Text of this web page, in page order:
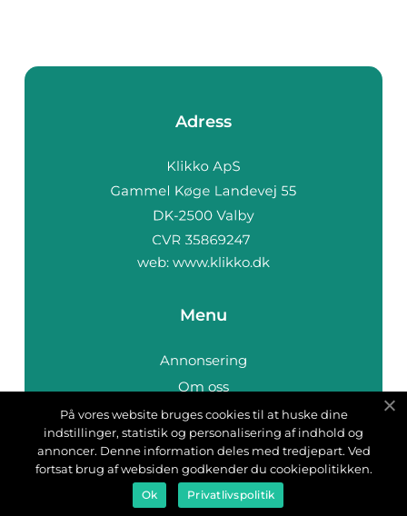
Adress
web: www.klikko.dk
Menu
Annonsering
Om oss
Cookies
Kontakta oss
Sitemap
På vores website bruges cookies til at huske dine
indstillinger, statistik og personalisering af indhold og
annoncer. Denne information deles med tredjepart. Ved
fortsat brug af websiden godkender du cookiepolitikken.
Ok Privatlivspolitik